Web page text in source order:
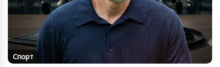
Спорт